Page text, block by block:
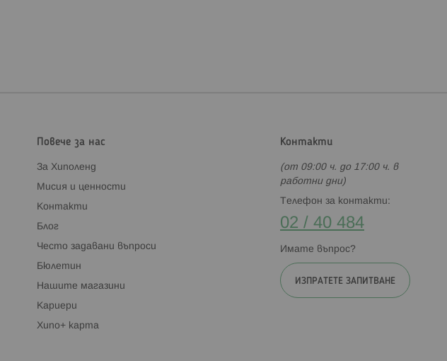
Повече за нас
За Хиполенд
Мисия и ценности
Контакти
Блог
Често задавани въпроси
Бюлетин
Нашите магазини
Кариери
Хипо+ карта
Контакти
(от 09:00 ч. до 17:00 ч. в
работни дни)
Телефон за контакти:
02 / 40 484
Имате въпрос?
ИЗПРАТЕТЕ ЗАПИТВАНЕ